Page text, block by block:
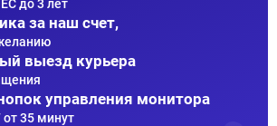
до 3 лет
за наш счет,
выезд курьера
управления монитора
от 35 минут